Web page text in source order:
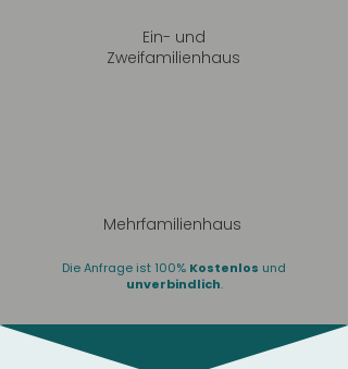
Ein- und
Zweifamilienhaus
Mehrfamilienhaus
Die Anfrage ist 100% Kostenlos und
unverbindlich.